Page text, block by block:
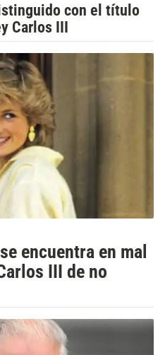
con el título
Carlos III
encuentra en mal
III de no